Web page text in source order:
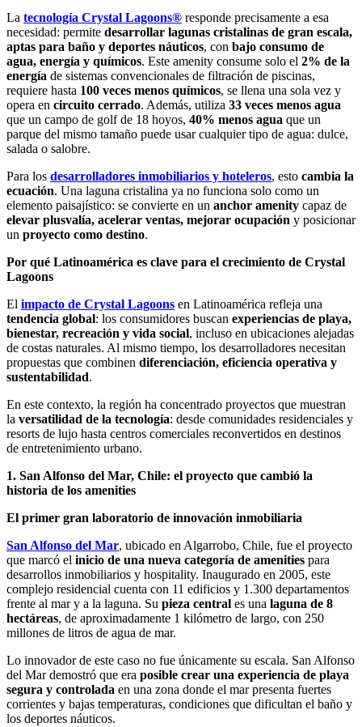
La tecnología Crystal Lagoons® responde precisamente a esa
necesidad: permite desarrollar lagunas cristalinas de gran escala,
aptas para baño y deportes náuticos, con bajo consumo de
agua, energía y químicos. Este amenity consume solo el 2% de la
energía de sistemas convencionales de filtración de piscinas,
requiere hasta 100 veces menos químicos, se llena una sola vez y
opera en circuito cerrado. Además, utiliza 33 veces menos agua
que un campo de golf de 18 hoyos, 40% menos agua que un
parque del mismo tamaño puede usar cualquier tipo de agua: dulce,
salada o salobre.
Para los desarrolladores inmobiliarios y hoteleros, esto cambia la
ecuación. Una laguna cristalina ya no funciona solo como un
elemento paisajístico: se convierte en un anchor amenity capaz de
elevar plusvalía, acelerar ventas, mejorar ocupación y posicionar
un proyecto como destino.
Por qué Latinoamérica es clave para el crecimiento de Crystal
Lagoons
El impacto de Crystal Lagoons en Latinoamérica refleja una
tendencia global: los consumidores buscan experiencias de playa,
bienestar, recreación y vida social, incluso en ubicaciones alejadas
de costas naturales. Al mismo tiempo, los desarrolladores necesitan
propuestas que combinen diferenciación, eficiencia operativa y
sustentabilidad.
En este contexto, la región ha concentrado proyectos que muestran
la versatilidad de la tecnología: desde comunidades residenciales y
resorts de lujo hasta centros comerciales reconvertidos en destinos
de entretenimiento urbano.
1. San Alfonso del Mar, Chile: el proyecto que cambió la
historia de los amenities
El primer gran laboratorio de innovación inmobiliaria
San Alfonso del Mar, ubicado en Algarrobo, Chile, fue el proyecto
que marcó el inicio de una nueva categoría de amenities para
desarrollos inmobiliarios y hospitality. Inaugurado en 2005, este
complejo residencial cuenta con 11 edificios y 1.300 departamentos
frente al mar y a la laguna. Su pieza central es una laguna de 8
hectáreas, de aproximadamente 1 kilómetro de largo, con 250
millones de litros de agua de mar.
Lo innovador de este caso no fue únicamente su escala. San Alfonso
del Mar demostró que era posible crear una experiencia de playa
segura y controlada en una zona donde el mar presenta fuertes
corrientes y bajas temperaturas, condiciones que dificultan el baño y
los deportes náuticos.